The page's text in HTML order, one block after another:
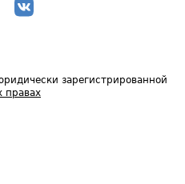
зарегистрированной
правах